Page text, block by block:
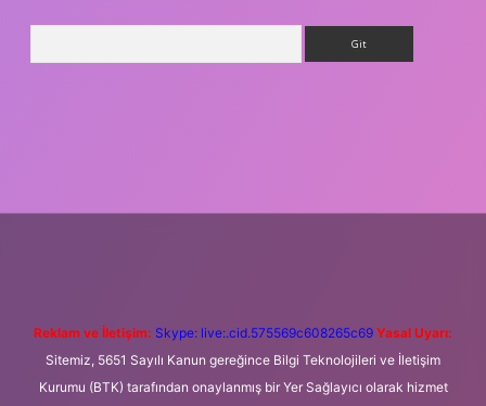
Reklam ve İletişim: Skype: live:.cid.575569c608265c69 Yasal Uyarı:
Sitemiz, 5651 Sayılı Kanun gereğince Bilgi Teknolojileri ve İletişim
Kurumu (BTK) tarafından onaylanmış bir Yer Sağlayıcı olarak hizmet